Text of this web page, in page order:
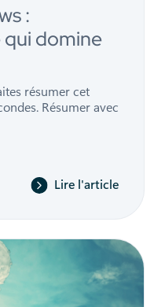
:
qui domine
résumer cet
Résumer avec
Lire l'article